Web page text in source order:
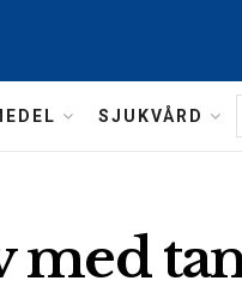
SJUKVÅRD
med